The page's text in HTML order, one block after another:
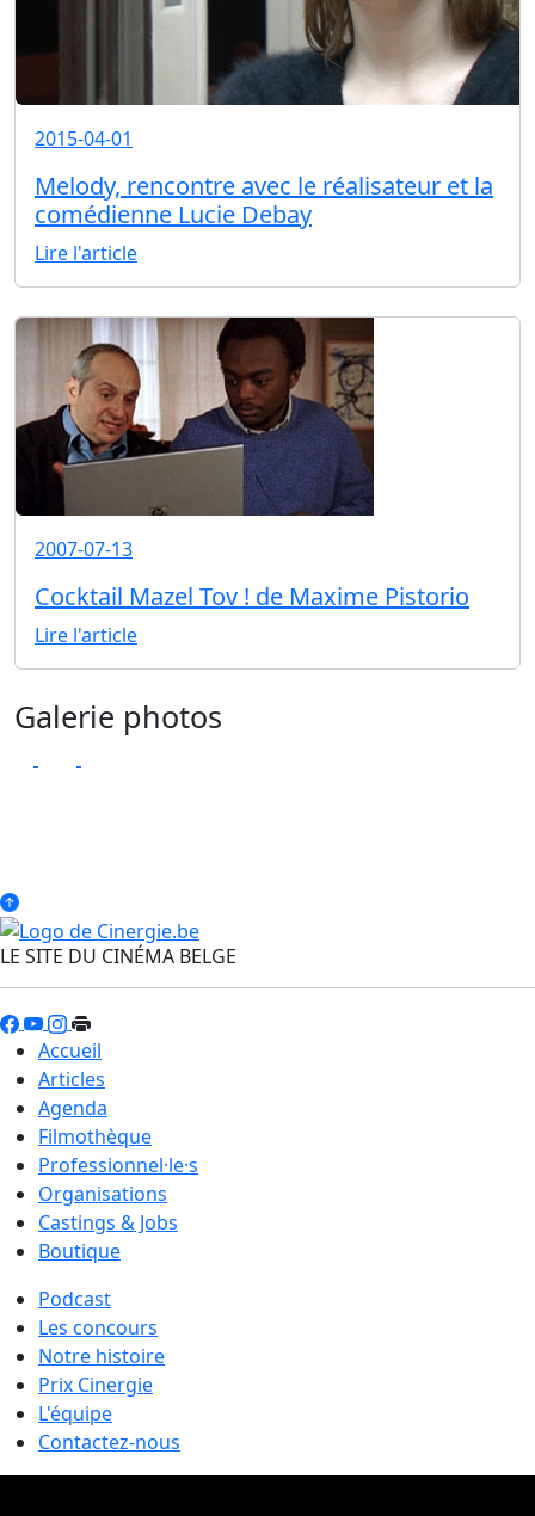
2015-04-01
Melody, rencontre avec le réalisateur et la
comédienne Lucie Debay
Lire l'article
2007-07-13
Cocktail Mazel Tov ! de Maxime Pistorio
Lire l'article
Galerie photos
LE SITE DU CINÉMA BELGE
Accueil
Articles
Agenda
Filmothèque
Professionnel·le·s
Organisations
Castings & Jobs
Boutique
Podcast
Les concours
Notre histoire
Prix Cinergie
L'équipe
Contactez-nous